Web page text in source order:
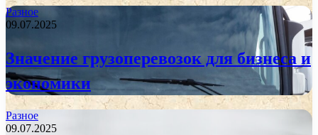
Разное
09.07.2025
Значение грузоперевозок для бизнеса и
экономики
Разное
09.07.2025